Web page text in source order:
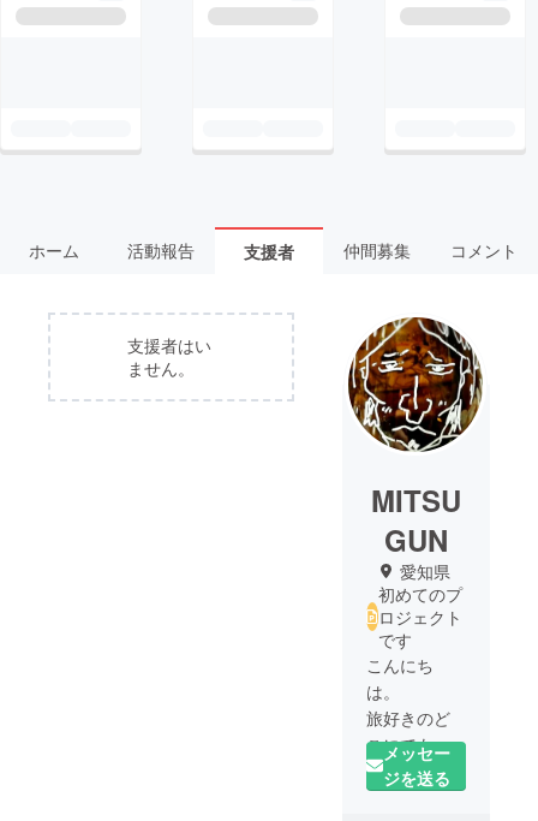
ホーム 活動報告 支援者 仲間募集 コメント
支援者はい
ません。
MITSU
GUN
愛知県
初めてのプ
ロジェクト
です
こんにち
は。
旅好きのど
こにでもい
るおじさん
です。
メッセー
ジを送る